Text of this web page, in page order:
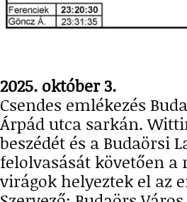
2025. október 3.
Csendes emlékezés
Árpád utca sarkán.
beszédét és a Budaörsi
felolvasását követően a
virágok helyeztek el az